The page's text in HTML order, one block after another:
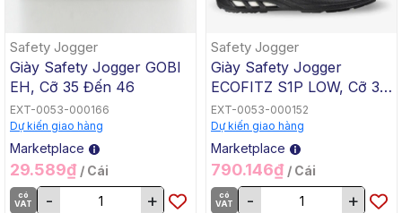
Safety Jogger
Giày Safety Jogger GOBI
EH, Cỡ 35 Đến 46
EXT-0053-000166
Dự kiến giao hàng
Marketplace
29.589₫ / Cái
có
VAT
- +
Safety Jogger
Giày Safety Jogger
ECOFITZ S1P LOW, Cỡ 35
Đến 48
EXT-0053-000152
Dự kiến giao hàng
Marketplace
790.146₫ / Cái
có
VAT
- +